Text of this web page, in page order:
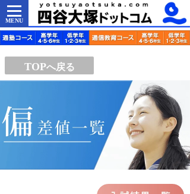
MENU
TOPへ戻る